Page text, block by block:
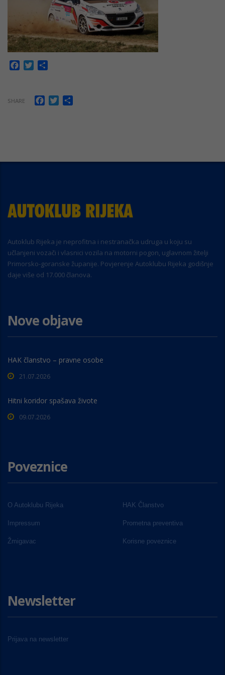
Facebook
Twitter
SHARE Facebook
Twitter
Autoklub Rijeka je neprofitna i nestranačka udruga u koju su
učlanjeni vozači i vlasnici vozila na motorni pogon, uglavnom žitelji
Primorsko-goranske županije. Povjerenje Autoklubu Rijeka godišnje
daje više od 17.000 članova.
Nove objave
HAK članstvo – pravne osobe
21.07.2026
Hitni koridor spašava živote
09.07.2026
Poveznice
O Autoklubu Rijeka HAK Članstvo
Impressum Prometna preventiva
Žmigavac Korisne poveznice
Newsletter
Prijava na newsletter